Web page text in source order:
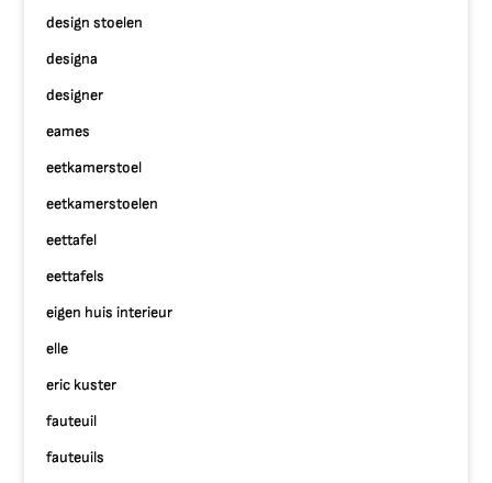
design stoelen
designa
designer
eames
eetkamerstoel
eetkamerstoelen
eettafel
eettafels
eigen huis interieur
elle
eric kuster
fauteuil
fauteuils